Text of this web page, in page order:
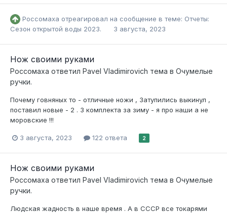
Россомаха отреагировал на сообщение в теме: Отчеты:
Сезон открытой воды 2023.
3 августа, 2023
Нож своими руками
Россомаха ответил Pavel Vladimirovich тема в Очумелые
ручки.
Почему говняных то - отличные ножи , Затупились выкинул ,
поставил новые - 2 . 3 комплекта за зиму - я про наши а не
моровские !!!
3 августа, 2023 122 ответа 2
Нож своими руками
Россомаха ответил Pavel Vladimirovich тема в Очумелые
ручки.
Людская жадность в наше время . А в СССР все токарями